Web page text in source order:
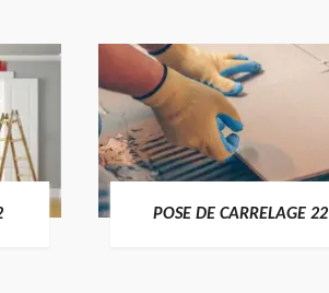
POSE DE CARRELAGE 22